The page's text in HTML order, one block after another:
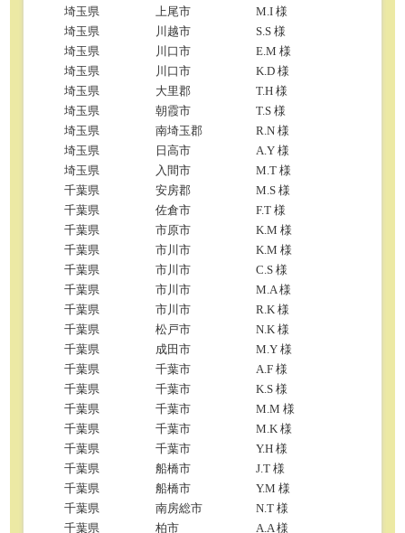
埼玉県
上尾市
M.I 様
埼玉県
川越市
S.S 様
埼玉県
川口市
E.M 様
埼玉県
川口市
K.D 様
埼玉県
大里郡
T.H 様
埼玉県
朝霞市
T.S 様
埼玉県
南埼玉郡
R.N 様
埼玉県
日高市
A.Y 様
埼玉県
入間市
M.T 様
千葉県
安房郡
M.S 様
千葉県
佐倉市
F.T 様
千葉県
市原市
K.M 様
千葉県
市川市
K.M 様
千葉県
市川市
C.S 様
千葉県
市川市
M.A 様
千葉県
市川市
R.K 様
千葉県
松戸市
N.K 様
千葉県
成田市
M.Y 様
千葉県
千葉市
A.F 様
千葉県
千葉市
K.S 様
千葉県
千葉市
M.M 様
千葉県
千葉市
M.K 様
千葉県
千葉市
Y.H 様
千葉県
船橋市
J.T 様
千葉県
船橋市
Y.M 様
千葉県
南房総市
N.T 様
千葉県
柏市 A.A 様